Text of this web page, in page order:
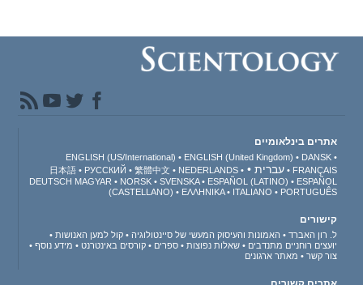
אתרים בינלאומיים
ENGLISH (US/International) ENGLISH (United Kingdom)
DANSK
FRANÇAIS
עברית 日本語 РУССКИЙ 繁體中文
NEDERLANDS
DEUTSCH MAGYAR NORSK SVENSKA ESPAÑOL (LATINO)
ESPAÑOL
(CASTELLANO)
ΕΛΛΗΝΙΚA ITALIANO PORTUGUÊS
קישורים
ל. רון האברד האמונות והעיסוק המעשי של סיינטולוגיה
קול למען האנושות
יועצים רוחניים מתנדבים
שאלות נפוצות ספרים קורסים באינטרנט
מידע נוסף
צור קשר
מאתר ארגונים